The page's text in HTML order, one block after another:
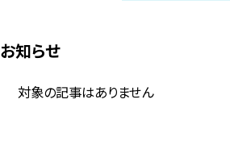
お知らせ
対象の記事はありません